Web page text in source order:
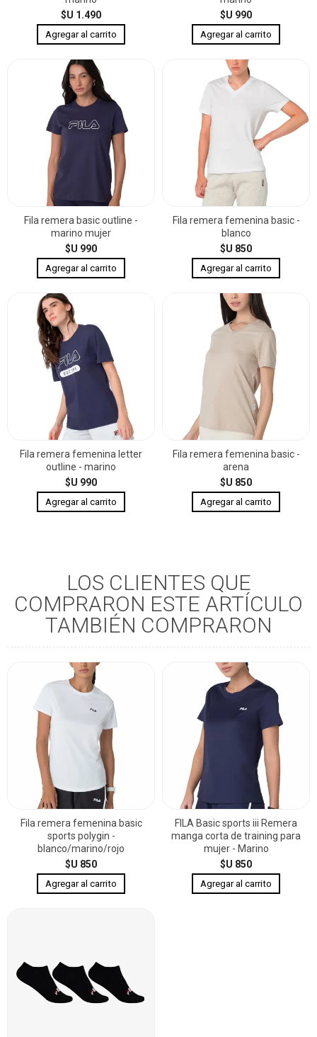
$U 1.490
$U 990
Fila remera basic outline -
marino mujer
$U 990
Fila remera femenina basic -
blanco
$U 850
Fila remera femenina letter
outline - marino
$U 990
Fila remera femenina basic -
arena
$U 850
LOS CLIENTES QUE
COMPRARON ESTE ARTÍCULO
TAMBIÉN COMPRARON
Fila remera femenina basic
sports polygin -
blanco/marino/rojo
$U 850
FILA Basic sports iii Remera
manga corta de training para
mujer - Marino
$U 850